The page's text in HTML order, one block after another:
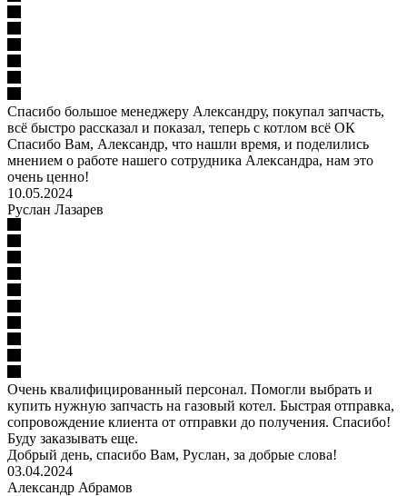
Спасибо большое менеджеру Александру, покупал запчасть,
всё быстро рассказал и показал, теперь с котлом всё ОК
Спасибо Вам, Александр, что нашли время, и поделились
мнением о работе нашего сотрудника Александра, нам это
очень ценно!
10.05.2024
Руслан Лазарев
Очень квалифицированный персонал. Помогли выбрать и
купить нужную запчасть на газовый котел. Быстрая отправка,
сопровождение клиента от отправки до получения. Спасибо!
Буду заказывать еще.
Добрый день, спасибо Вам, Руслан, за добрые слова!
03.04.2024
Александр Абрамов